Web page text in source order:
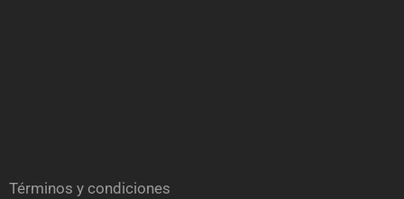
Términos y condiciones